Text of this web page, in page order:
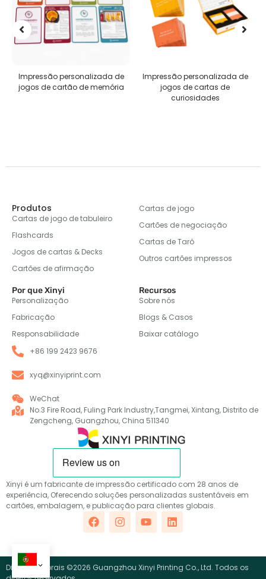
de
Impressão personalizada de
jogos de cartas de
Quebra-cabeças
personalizados
Xinyi é um fabricante de impressão certificado com 28 anos de
experiência, Oferecendo soluções personalizadas sustentáveis em
cartões, embalagem, e publicação para clientes globais.
Produtos
Cartas de jogo de tabuleiro
Flashcards
Jogos de cartas & Decks
Cartões de afirmação
Cartas de jogo
Cartões de negociação
Cartas de Tarô
Outros cartões impressos
Por que Xinyi
Personalização
Fabricação
Responsabilidade
Recursos
Sobre nós
Blogs & Casos
Baixar catálogo
+86 199 2423 9676
xyq@xinyiprint.com
WeChat
No.3 Fire Road, Fuling Park Industry,Tangmei, Xintang, Distrito de
Zengcheng, Guangzhou, China 511340
Direitos autorais ©2026 Guangzhou Xinyi Printing Co., Ltd. Todos os